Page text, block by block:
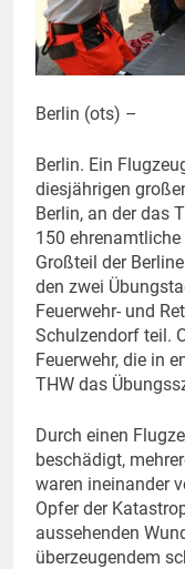
Berlin (ots) –
Berlin. Ein
diesjährigen
Berlin, an der das
150
Großteil der
den zwei
Feuerwehr- und
Schulzendorf teil.
Feuerwehr, die in
THW das
Durch einen
beschädigt,
waren ineinander
Opfer der
aussehenden
überzeugendem